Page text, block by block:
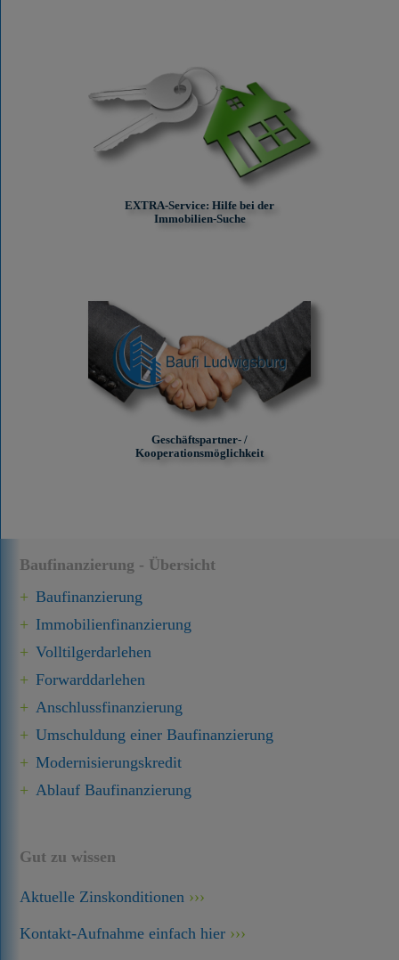
Baufinanzierung - Übersicht
Baufinanzierung
Immobilien­finanzierung
Volltilgerdarlehen
Forward­darlehen
Anschluss­finanzierung
Umschuldung einer Baufinanzierung
Modernisierungskredit
Ablauf Baufinanzierung
Gut zu wissen
Aktuelle Zinskonditionen
Kontakt-Aufnahme einfach hier
EXTRA-Service: Hilfe bei der
Immobilien-Suche
Geschäftspartner- /
Kooperationsmöglichkeit